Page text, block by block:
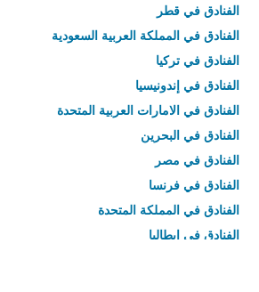
الفنادق في قطر
الفنادق في المملكة العربية السعودية
الفنادق في تركيا
الفنادق في إندونيسيا
الفنادق في الامارات العربية المتحدة
الفنادق في البحرين
الفنادق في مصر
الفنادق في فرنسا
الفنادق في المملكة المتحدة
الفنادق في إيطاليا